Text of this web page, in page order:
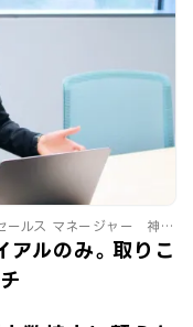
ールス マネージャー 神
ルのみ。取りこ